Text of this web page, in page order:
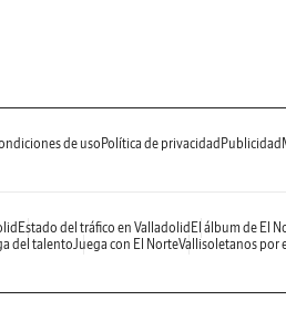
de usoPolítica de privacidad Publicidad
Estado del tráfico en Valladolid El álbum de El
del talentoJuega con El NorteVallisoletanos por